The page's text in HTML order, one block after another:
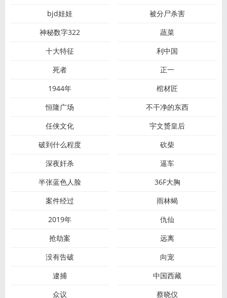
bjd娃娃
被分尸杀害
神秘数字322
蔬菜
十大特征
利中国
死者
正一
1944年
棺材匠
恒隆广场
不干净的东西
任侠文化
宇文赟皇后
破到什么程度
砍柴
深夜奸杀
逼车
半张蓝色人脸
36F大胸
案件经过
雨林蝎
2019年
仇仙
抢劫案
远离
没有告破
向宠
逮捕
中国西藏
众议
蔡晓仪